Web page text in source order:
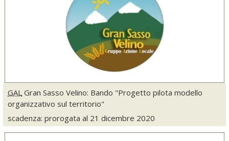
GAL Gran Sasso Velino: Bando "Progetto pilota modello
organizzativo sul territorio"
scadenza: prorogata al 21 dicembre 2020